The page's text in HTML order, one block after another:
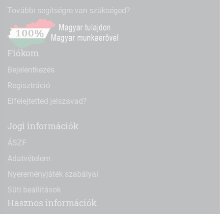
További segítségre van szükséged?
Fiókom
Bejelentkezés
Regisztráció
Elfelejtetted jelszavad?
Jogi információk
ÁSZF
Adatvételem
Nyereményjáték szabályai
Süti beállítások
Hasznos információk